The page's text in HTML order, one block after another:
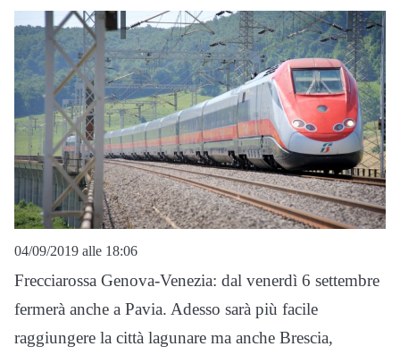
04/09/2019 alle 18:06
Frecciarossa Genova-Venezia: dal venerdì 6 settembre
fermerà anche a Pavia. Adesso sarà più facile
raggiungere la città lagunare ma anche Brescia,